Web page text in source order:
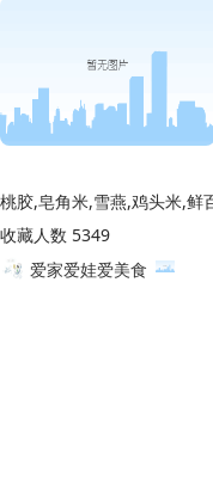
桃胶,皂角米,雪燕,鸡头米,鲜
收藏人数 5349
爱家爱娃爱美食